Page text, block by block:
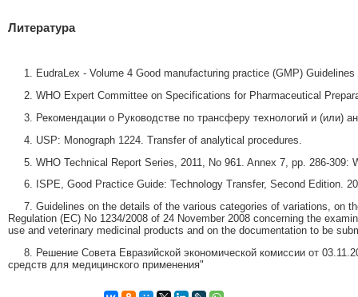
Литература
1. EudraLex - Volume 4 Good manufacturing practice (GMP) Guidelines
2. WHO Expert Committee on Specifications for Pharmaceutical
3. Рекомендации о Руководстве по трансферу технологий и (или)
4. USP: Monograph 1224. Transfer of analytical procedures.
5. WHO Technical Report Series, 2011, No 961. Annex 7, pp. 286-
6. ISPE, Good Practice Guide: Technology Transfer, Second Edition.
7. Guidelines on the details of the various categories of variations, on
Regulation (EC) No 1234/2008 of 24 November 2008 concerning the
use and veterinary medicinal products and on the documentation to be
8. Решение Совета Евразийской экономической комиссии от
средств для медицинского применения"